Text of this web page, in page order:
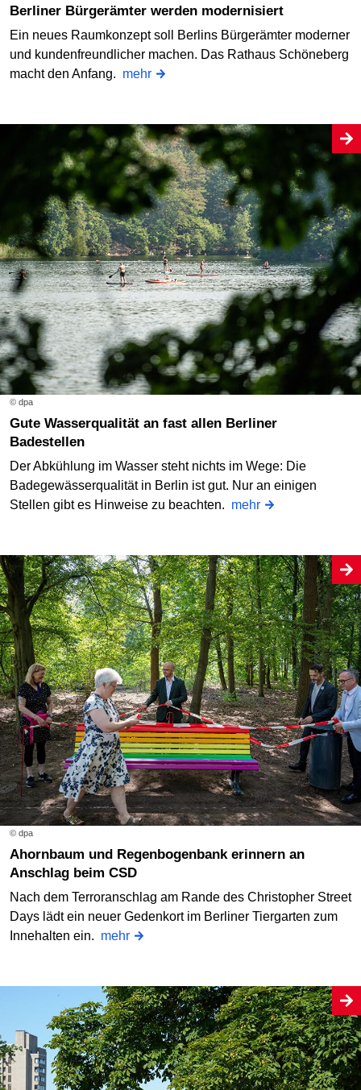
Berliner Bürgerämter werden modernisiert
Ein neues Raumkonzept soll Berlins Bürgerämter moderner
und kundenfreundlicher machen. Das Rathaus Schöneberg
macht den Anfang. mehr
© dpa
Gute Wasserqualität an fast allen Berliner
Badestellen
Der Abkühlung im Wasser steht nichts im Wege: Die
Badegewässerqualität in Berlin ist gut. Nur an einigen
Stellen gibt es Hinweise zu beachten. mehr
© dpa
Ahornbaum und Regenbogenbank erinnern an
Anschlag beim CSD
Nach dem Terroranschlag am Rande des Christopher Street
Days lädt ein neuer Gedenkort im Berliner Tiergarten zum
Innehalten ein. mehr